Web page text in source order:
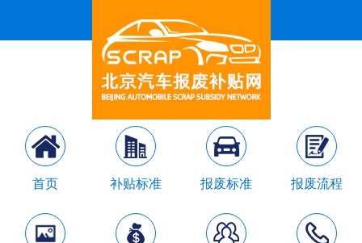
首页 补贴标准 报废标准 报废流程